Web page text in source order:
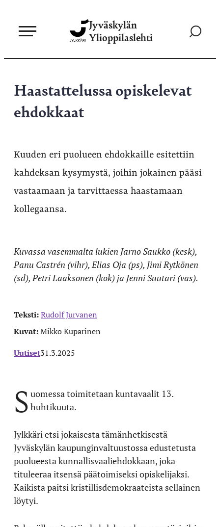
sisältöön
Jyväskylän
Ylioppilaslehti
Siirry
Haastattelussa opiskelevat
ehdokkaat
Kuuden eri puolueen ehdokkaille esitettiin
kahdeksan kysymystä, joihin jokainen pääsi
vastaamaan ja tarvittaessa haastamaan
kollegaansa.
Kuvassa vasemmalta lukien Jarno Saukko (kesk),
Panu Castrén (vihr), Elias Oja (ps), Jimi Rytkönen
(sd), Petri Laaksonen (kok) ja Jenni Suutari (vas).
Teksti:Rudolf Jurvanen
Kuvat:Mikko Kuparinen
Uutiset31.3.2025
S uomessa toimitetaan kuntavaalit 13.
huhtikuuta.
Jylkkäri etsi jokaisesta tämänhetkisestä
Jyväskylän kaupunginvaltuustossa edustetusta
puolueesta kunnallisvaaliehdokkaan, joka
tituleeraa itsensä päätoimiseksi opiskelijaksi.
Kaikista paitsi kristillisdemokraateista sellainen
löytyi.